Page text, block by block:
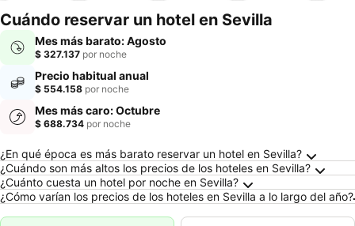
mascotas
Cuándo reservar un hotel en Sevilla
Mes más barato: Agosto
$ 327.137 por noche
Precio habitual anual
$ 554.158 por noche
Mes más caro: Octubre
$ 688.734 por noche
Preguntas frecuentes sobre Sevilla
¿En qué época es más barato reservar un hotel en Sevilla?
¿Cuándo son más altos los precios de los hoteles en Sevilla?
¿Cuánto cuesta un hotel por noche en Sevilla?
¿Cómo varían los precios de los hoteles en Sevilla a lo largo del año?